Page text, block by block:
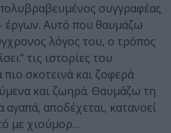
συγγραφέας
έργων. Αυτό που θαυμάζω
λόγος του, ο τρόπος
τις ιστορίες του
σκοτεινά και ζοφερά
και ζωηρά. Θαυμάζω τη
αγαπά, αποδέχεται, κατανοεί
με χιούμορ…